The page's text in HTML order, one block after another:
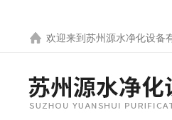
欢迎来到 苏州源水净化设备